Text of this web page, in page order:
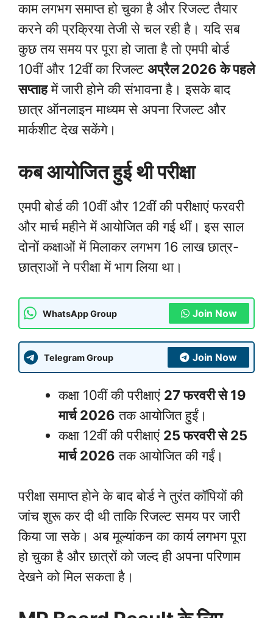
काम लगभग समाप्त हो चुका है और रिजल्ट तैयार
करने की प्रक्रिया तेजी से चल रही है। यदि सब
कुछ तय समय पर पूरा हो जाता है तो एमपी बोर्ड
10वीं और 12वीं का रिजल्ट अप्रैल 2026 के पहले
सप्ताहमें जारी होने की संभावना है। इसके बाद
छात्र ऑनलाइन माध्यम से अपना रिजल्ट और
मार्कशीट देख सकेंगे।
कब आयोजित हुई थी परीक्षा
एमपी बोर्ड की 10वीं और 12वीं की परीक्षाएं फरवरी
और मार्च महीने में आयोजित की गई थीं। इस साल
दोनों कक्षाओं में मिलाकर लगभग 16 लाख छात्र-
छात्राओं ने परीक्षा में भाग लिया था।
WhatsApp Group Join Now
Telegram Group Join Now
कक्षा 10वीं की परीक्षाएं 27 फरवरी से 19
मार्च 2026 तक आयोजित हुईं।
कक्षा 12वीं की परीक्षाएं 25 फरवरी से 25
मार्च 2026 तक आयोजित की गईं।
परीक्षा समाप्त होने के बाद बोर्ड ने तुरंत कॉपियों की
जांच शुरू कर दी थी ताकि रिजल्ट समय पर जारी
किया जा सके। अब मूल्यांकन का कार्य लगभग पूरा
हो चुका है और छात्रों को जल्द ही अपना परिणाम
देखने को मिल सकता है।